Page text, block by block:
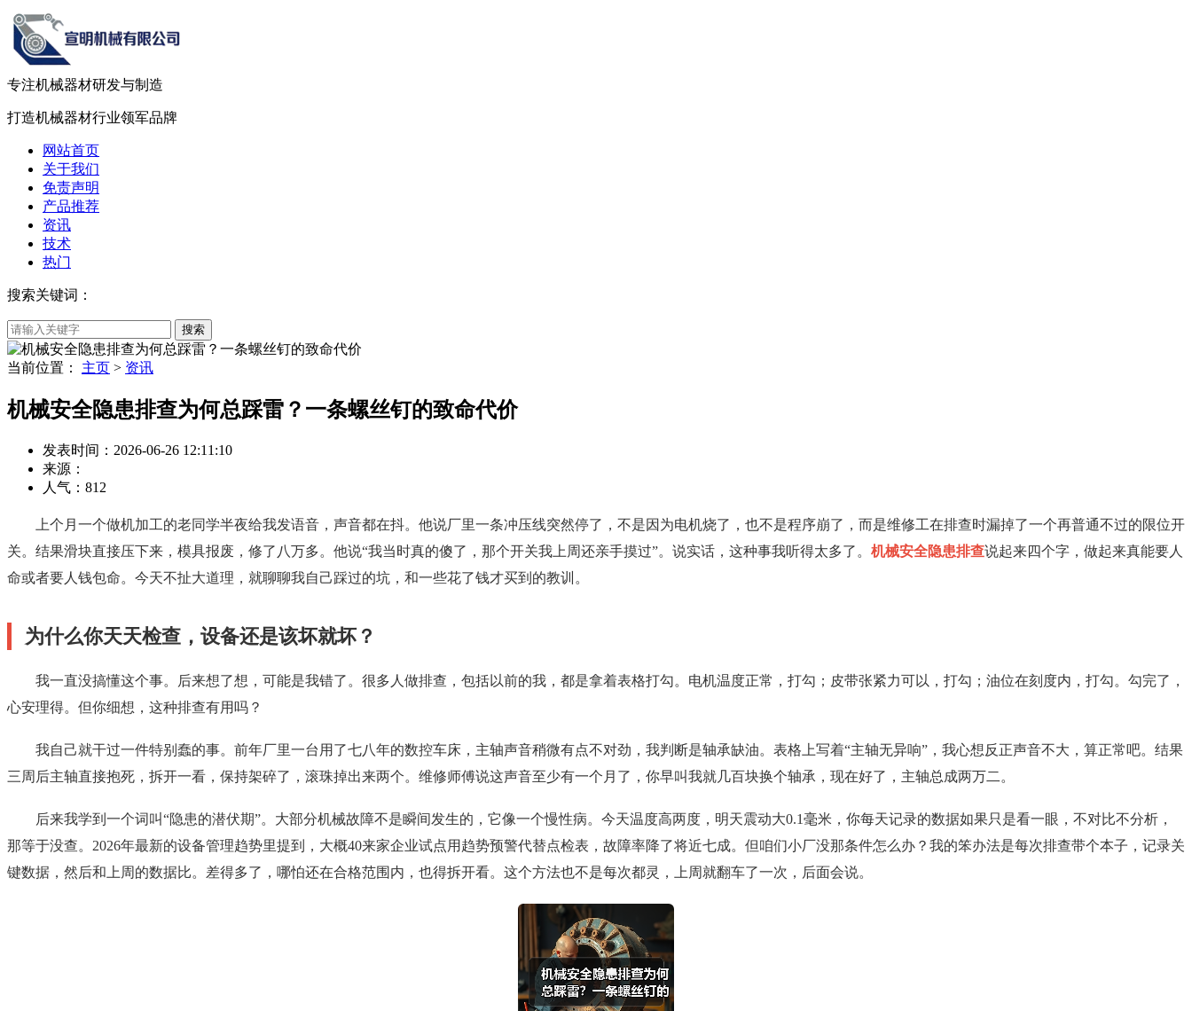
专注机械器材研发与制造
打造机械器材行业领军品牌
网站首页
关于我们
免责声明
产品推荐
资讯
技术
热门
搜索关键词：
当前位置： 主页 > 资讯
机械安全隐患排查为何总踩雷？一条螺丝钉的致命代价
发表时间：2026-06-26 12:11:10
来源：
人气： 812
上个月一个做机加工的老同学半夜给我发语音，声音都在抖。他说厂里一条冲压线突然停了，不是因为电机烧了，也不是程序崩了，而是维修工在排查时漏掉了一个再普通不过的限位开
关。结果滑块直接压下来，模具报废，修了八万多。他说“我当时真的傻了，那个开关我上周还亲手摸过”。说实话，这种事我听得太多了。 机械安全隐患排查说起来四个字，做起来真能要人
命或者要人钱包命。今天不扯大道理，就聊聊我自己踩过的坑，和一些花了钱才买到的教训。
为什么你天天检查，设备还是该坏就坏？
我一直没搞懂这个事。后来想了想，可能是我错了。很多人做排查，包括以前的我，都是拿着表格打勾。电机温度正常，打勾；皮带张紧力可以，打勾；油位在刻度内，打勾。勾完了，
心安理得。但你细想，这种排查有用吗？
我自己就干过一件特别蠢的事。前年厂里一台用了七八年的数控车床，主轴声音稍微有点不对劲，我判断是轴承缺油。表格上写着“主轴无异响”，我心想反正声音不大，算正常吧。结果
三周后主轴直接抱死，拆开一看，保持架碎了，滚珠掉出来两个。维修师傅说这声音至少有一个月了，你早叫我就几百块换个轴承，现在好了，主轴总成两万二。
后来我学到一个词叫“隐患的潜伏期”。大部分机械故障不是瞬间发生的，它像一个慢性病。今天温度高两度，明天震动大0.1毫米，你每天记录的数据如果只是看一眼，不对比不分析，
那等于没查。2026年最新的设备管理趋势里提到，大概40来家企业试点用趋势预警代替点检表，故障率降了将近七成。但咱们小厂没那条件怎么办？我的笨办法是每次排查带个本子，记录关
键数据，然后和上周的数据比。差得多了，哪怕还在合格范围内，也得拆开看。这个方法也不是每次都灵，上周就翻车了一次，后面会说。